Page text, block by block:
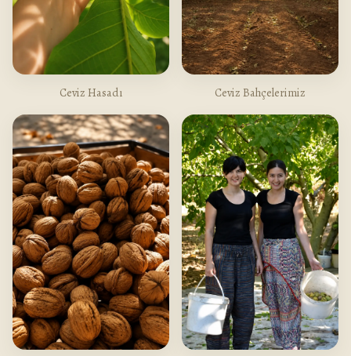
Ceviz Hasadı Ceviz Bahçelerimiz